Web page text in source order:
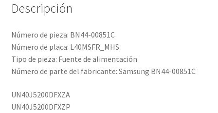
Descripción
Número de pieza: BN44-00851C
Número de placa: L40MSFR_MHS
Tipo de pieza: Fuente de alimentación
Número de parte del fabricante: Samsung BN44-00851C
UN40J5200DFXZA
UN40J5200DFXZP